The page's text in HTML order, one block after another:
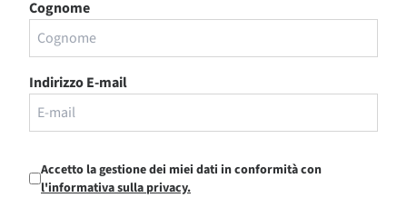
Cognome
Indirizzo E-mail
Accetto la gestione dei miei dati in conformità con
l'informativa sulla privacy.